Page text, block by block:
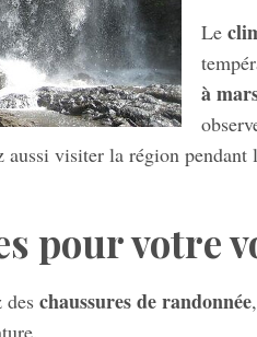
Le
à
aussi visiter la région
pour votre
des chaussures de randonnée